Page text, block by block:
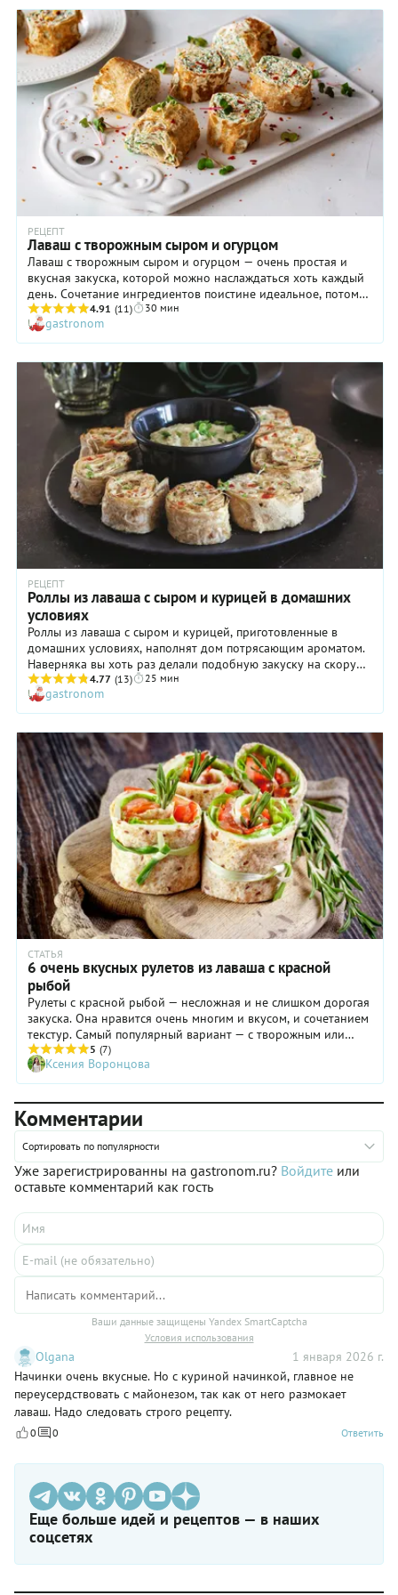
говяжьим фаршем и сваренными вкрутую перепелиными
яйцами. После этого конструкция сворачивается,
обжаривается до румяной корочки на сковороде и
запекается в духовке. В итоге получается сочный и нежный
рулет, который на срезе выглядит очень симпатично!
РЕЦЕПТ
Лаваш с творожным сыром и огурцом
Лаваш с творожным сыром и огурцом — очень простая и
вкусная закуска, которой можно наслаждаться хоть каждый
день. Сочетание ингредиентов поистине идеальное, потому
нравится оно практически всем. Творожный сыр лучше всего
брать классический сливочный, без добавок, так как в
начинке он «встречается» с зеленым луком, укропом и
петрушкой. Но если вы не против обогатить вкус другими
нотами (чесночными, грибными или какими-нибудь еще),
покупайте тот, что вам нравится. Ну а огурец делает закуску
приятно свежей и сочной. Только не храните такой рулет
слишком долго, так как уже тонкий лист лаваша размокнет,
вследствие чего вкус и внешний вид блюда сильно
ухудшатся.
4.91 (11) 30 мин
gastronom
РЕЦЕПТ
Роллы из лаваша с сыром и курицей в домашних
условиях
Роллы из лаваша с сыром и курицей, приготовленные в
домашних условиях, наполнят дом потрясающим ароматом.
Наверняка вы хоть раз делали подобную закуску на скорую
руку. Но обычно ее готовят в холодном виде. Мы же пошли
немного дальше и предлагаем новый вариант – горячие
роллы с нежным расплавленным сыром и курицей. Ведь
перед тем, как подать на стол, мы отправим наши рулетики
буквально на 10 минут в разогретую духовку – так их
начинка приобретет тягучую консистенцию, а тесто станет
приятно теплым.
4.77 (13) 25 мин
gastronom
СТАТЬЯ
6 очень вкусных рулетов из лаваша с красной
рыбой
Рулеты с красной рыбой — несложная и не слишком дорогая
закуска. Она нравится очень многим и вкусом, и сочетанием
текстур. Самый популярный вариант — с творожным или
сливочным сыром, но мы предложим не только его. Вот
несколько интересных рецептов рулета из лаваша с красной
рыбой.
5 (7)
Ксения Воронцова
Комментарии
Сортировать по популярности
Уже зарегистрированны на gastronom.ru? Войдите или
оставьте комментарий как гость
Ваши данные защищены Yandex SmartCaptcha
Условия использования
Olgana
1 января 2026 г.
Начинки очень вкусные. Но с куриной начинкой, главное не
переусердствовать с майонезом, так как от него размокает
лаваш. Надо следовать строго рецепту.
0 0 Ответить
Еще больше идей и рецептов — в наших
соцсетях